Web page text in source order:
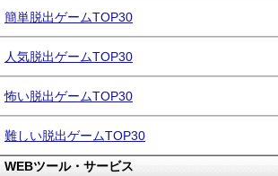
簡単脱出ゲームTOP30
人気脱出ゲームTOP30
怖い脱出ゲームTOP30
難しい脱出ゲームTOP30
WEBツール・サービス